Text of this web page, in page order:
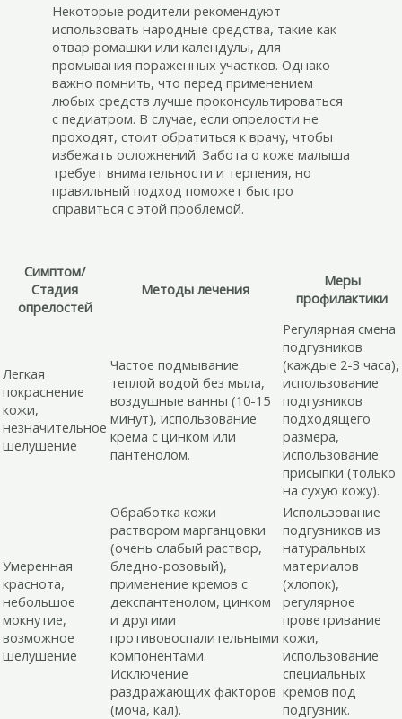
Некоторые родители рекомендуют
использовать народные средства, такие как
отвар ромашки или календулы, для
промывания пораженных участков. Однако
важно помнить, что перед применением
любых средств лучше проконсультироваться
с педиатром. В случае, если опрелости не
проходят, стоит обратиться к врачу, чтобы
избежать осложнений. Забота о коже малыша
требует внимательности и терпения, но
правильный подход поможет быстро
справиться с этой проблемой.
Симптом/
Стадия
опрелостей
Методы лечения
Меры
профилактики
Легкая
покраснение
кожи,
незначительное
шелушение
Частое подмывание
теплой водой без мыла,
воздушные ванны (10-15
минут), использование
крема с цинком или
пантенолом.
Регулярная смена
подгузников
(каждые 2-3 часа),
использование
подгузников
подходящего
размера,
использование
присыпки (только
на сухую кожу).
Умеренная
краснота,
небольшое
мокнутие,
возможное
шелушение
Обработка кожи
раствором марганцовки
(очень слабый раствор,
бледно-розовый),
применение кремов с
декспантенолом, цинком
и другими
противовоспалительными
компонентами.
Исключение
раздражающих факторов
(моча, кал).
Использование
подгузников из
натуральных
материалов
(хлопок),
регулярное
проветривание
кожи,
использование
специальных
кремов под
подгузник.